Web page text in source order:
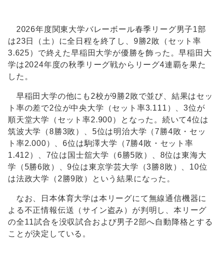
2026年度関東大学バレーボール春季リーグ男子1部
は23日（土）に全日程を終了し、9勝2敗（セット率
3.625）で終えた早稲田大学が優勝を飾った。早稲田大
学は2024年度の秋季リーグ戦からリーグ4連覇を果た
した。
早稲田大学の他にも2校が9勝2敗で並び、結果はセッ
ト率の差で2位が中央大学（セット率3.111）、3位が
順天堂大学（セット率2.900）となった。続いて4位は
筑波大学（8勝3敗）、5位は明治大学（7勝4敗・セッ
ト率2.000）、6位は駒澤大学（7勝4敗・セット率
1.412）、7位は国士舘大学（6勝5敗）、8位は東海大
学（5勝6敗）、9位は東京学芸大学（3勝8敗）、10位
は法政大学（2勝9敗）という結果になった。
なお、日本体育大学は本リーグにて無線通信機器に
よる不正情報伝送（サイン盗み）が判明し、本リーグ
の全11試合を没収試合および男子2部へ自動降格とする
ことが決定している。